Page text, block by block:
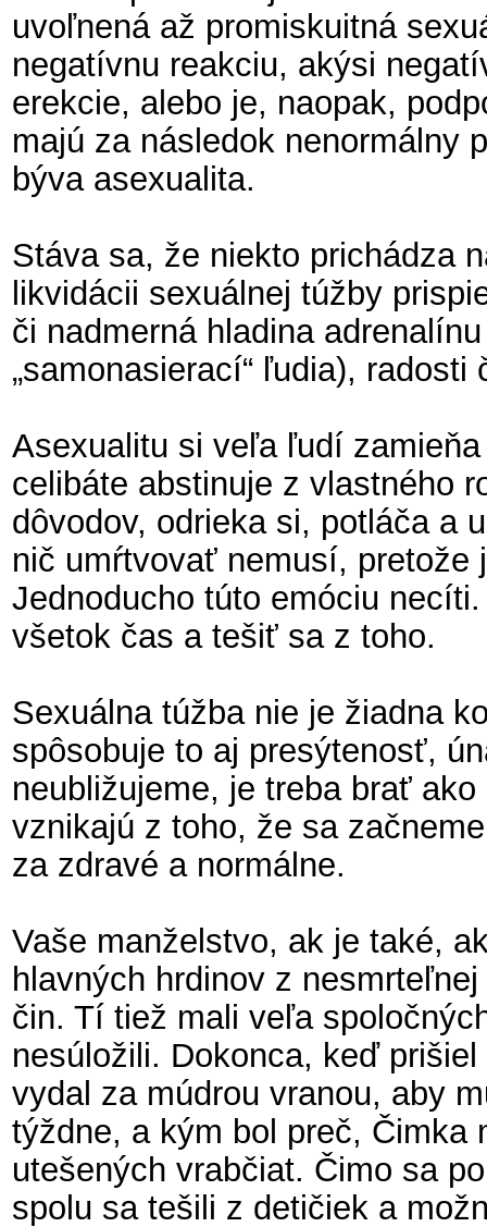
uvoľnená až promiskuitná
negatívnu reakciu, akýsi
erekcie, alebo je, naopak,
majú za následok nenormálny
býva asexualita.
Stáva sa, že niekto prichádza
likvidácii sexuálnej túžby
či nadmerná hladina
„samonasierací“ ľudia), radosti
Asexualitu si veľa ľudí
celibáte abstinuje z vlastného
dôvodov, odrieka si, potláča a
nič umŕtvovať nemusí, pretože
Jednoducho túto emóciu
všetok čas a tešiť sa z toho.
Sexuálna túžba nie je žiadna
spôsobuje to aj presýtenosť,
neubližujeme, je treba brať
vznikajú z toho, že sa
za zdravé a normálne.
Vaše manželstvo, ak je také,
hlavných hrdinov z
čin. Tí tiež mali veľa
nesúložili. Dokonca, keď
vydal za múdrou vranou, aby
týždne, a kým bol preč, Čimka
utešených vrabčiat. Čimo sa
spolu sa tešili z detičiek a